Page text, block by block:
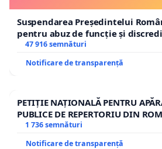
Suspendarea Președintelui
pentru abuz de funcție și
47 916 semnături
Notificare de transparență
PETIȚIE NAȚIONALĂ PENTRU
PUBLICE DE REPERTORIU DIN
1 736 semnături
Notificare de transparență